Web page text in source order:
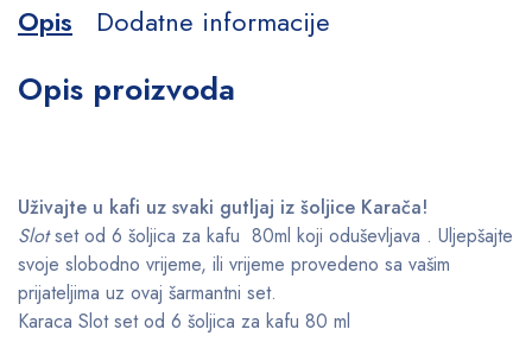
Opis Dodatne informacije
Opis proizvoda
Uživajte u kafi uz svaki gutljaj iz šoljice Karača!
Slotset od 6 šoljica za kafu 80ml koji oduševljava . Uljepšajte
svoje slobodno vrijeme, ili vrijeme provedeno sa vašim
prijateljima uz ovaj šarmantni set.
Karaca Slot set od 6 šoljica za kafu 80 ml